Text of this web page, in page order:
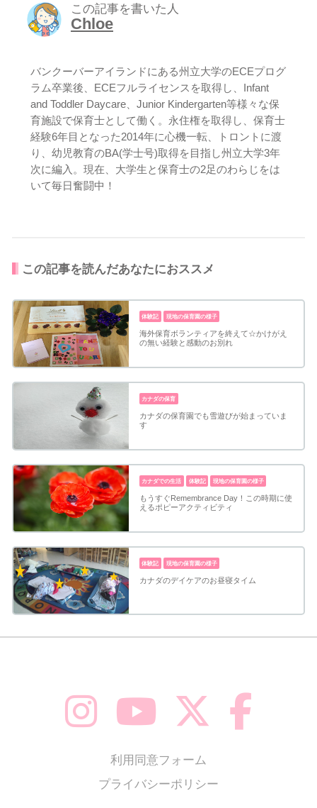
この記事を書いた人
Chloe
バンクーバーアイランドにある州立大学のECEプログ
ラム卒業後、ECEフルライセンスを取得し、Infant
and Toddler Daycare、Junior Kindergarten等様々な保
育施設で保育士として働く。永住権を取得し、保育士
経験6年目となった2014年に心機一転、トロントに渡
り、幼児教育のBA(学士号)取得を目指し州立大学3年
次に編入。現在、大学生と保育士の2足のわらじをは
いて毎日奮闘中！
この記事を読んだあなたにおススメ
体験記 現地の保育園の様子
海外保育ボランティアを終えて☆かけがえ
の無い経験と感動のお別れ
カナダの保育
カナダの保育園でも雪遊びが始まっていま
す
カナダでの生活 体験記 現地の保育園の様子
もうすぐRemembrance Day！この時期に使
えるポピーアクティビティ
体験記 現地の保育園の様子
カナダのデイケアのお昼寝タイム
利用同意フォーム
プライバシーポリシー